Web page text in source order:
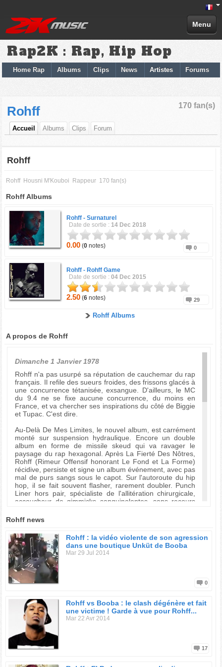
Menu
Rap2K : Rap, Hip Hop
Home Rap Albums Clips News Artistes Forums
170 fan(s)
Rohff
Accueil Albums Clips Forum
Rohff
Rohff Housni M'Kouboi Rappeur 170 fan(s)
Rohff Albums
Rohff -Surnaturel
Date de sortie : 14 Dec 2018
0.00 (0 notes) 0
Rohff - Rohff Game
Date de sortie :04 Dec 2015
2.50 (6 notes) 29
Rohff Albums
A propos de Rohff
Dimanche 1 Janvier 1978
Rohff n'a pas usurpé sa réputation de cauchemar du rap
français. Il refile des sueurs froides, des frissons glacés à
une concurrence tétanisée, exsangue. D'ailleurs, le MC
du 9.4 ne se fixe aucune concurrence, du moins en
France, et va chercher ses inspirations du côté de Biggie
et Tupac. C'est dire.
Au-Delà De Mes Limites, le nouvel album, est carrément
monté sur suspension hydraulique. Encore un double
album en forme de missile skeud qui va ravager le
paysage du rap hexagonal. Après La Fierté Des Nôtres,
Rohff (Rimeur Offensif honorant Le Fond et La Forme)
récidive, persiste et signe un album événement, avec pas
mal de purs sangs sous le capot. Sur l'autoroute du hip
hop, il se fait souvent flasher, rarement doubler. Punch
Liner hors pair, spécialiste de l'allitération chirurgicale,
accoucheur de gimmicks sanguinolentes, sans recours
hip hop.
Artiste en perpétuelle élévation, que la prise de risque
musicale n'effraie pas, il a su donner à son rap une
modernité incisive, une épaisseur singulière. Avec des
titres comme Tout Se Paye, Le Club Des Métaphores, La
Puissance, Premier Sur Le Ghetto, l'ex-membre de la
Mafia K'1 Fry met une pression insupportable à ses
coreligionnaires. Chevalier de la rue, sans peur et sans
voyagent à la vitesse du son.
Et c'est le genre d'alchimie qui a séduit des centaines de
milliers d'auditeurs à travers la France et les pays
francophones.
Les américains Havoc (du mythique groupe Mobb Deep)
et El Timo lui ont taillé quelques joyaux sur mesure,
Rohff news
Rohff : la vidéo violente de son agression
dans une boutique Unküt de Booba
Mar 29 Jul 2014
0
Rohff vs Booba : le clash dégénère et fait
une victime ! Garde à vue pour Rohff...
Mar 22 Avr 2014
17